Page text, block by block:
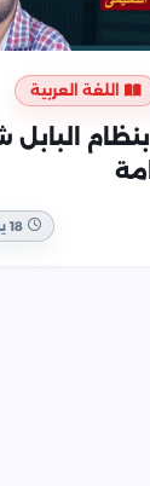
اللغة العربية
18 يونيو 2024